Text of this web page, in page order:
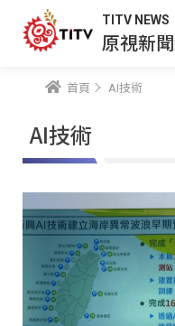
TITV NEWS
原視新
首頁 AI技術
AI技術